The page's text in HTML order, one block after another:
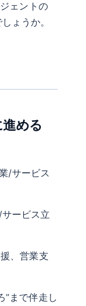
ェントの
ょうか。
める
/サービス
ービス立
、営業支
”まで伴走し